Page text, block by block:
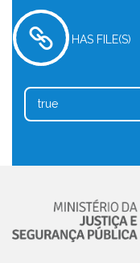
HAS FILE(S)
true